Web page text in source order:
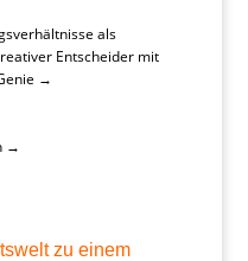
als
Entscheider mit
→
→
zu einem